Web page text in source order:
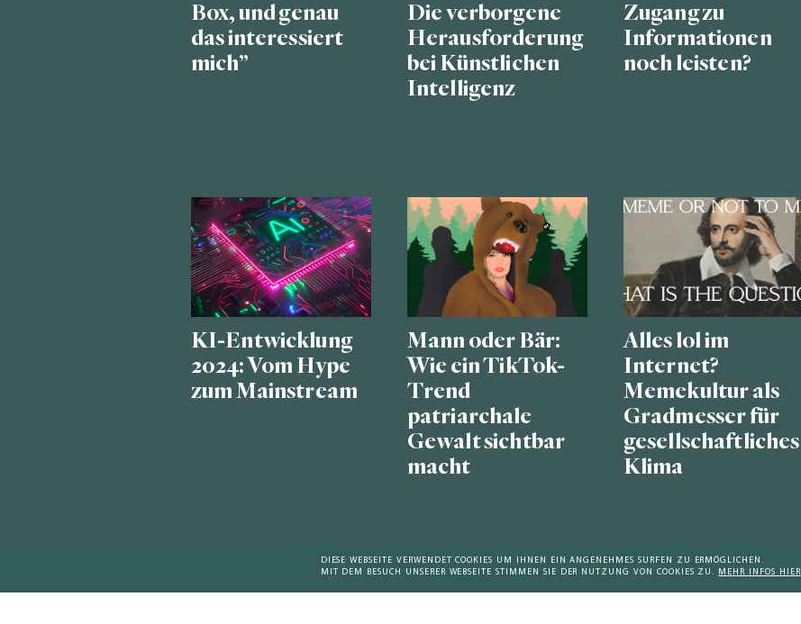
Box, und genau
das interessiert
mich”
Die verborgene
Herausforderung
bei Künstlichen
Intelligenz
Zugang zu
Informationen
noch leisten?
KI-Entwicklung
2024: Vom Hype
zum Mainstream
Mann oder Bär:
Wie ein TikTok-
Trend
patriarchale
Gewalt sichtbar
macht
Alles lol im
Internet?
Memekultur als
Gradmesser für
gesellschaftliches
Klima
DIESE WEBSEITE VERWENDET COOKIES UM IHNEN EIN ANGENEHMES SURFEN ZU ERMÖGLICHEN.
MIT DEM BESUCH UNSERER WEBSEITE STIMMEN SIE DER NUTZUNG VON COOKIES ZU.
MEHR INFOS HIER